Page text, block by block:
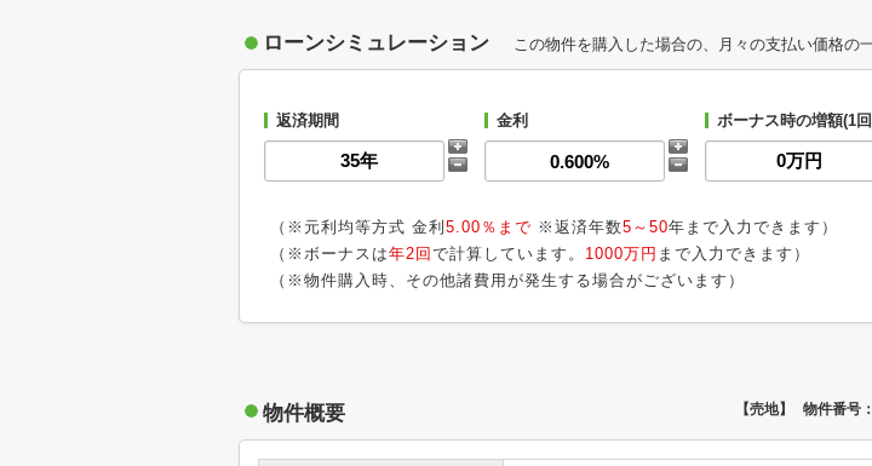
ローンシミュレーション この物件を購入した場合の、月々の支払い価格の
返済期間 金利 ボーナス時の増額(1
（※元利均等方式 金利 5.00％まで ※返済年数5～50年まで入力できます）
（※ボーナスは年2回 で計算しています。 1000万円 まで入力できます）
（※物件購入時、その他諸費用が発生する場合がございます）
物件概要 【売地】 物件番号